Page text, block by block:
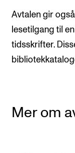
Digitale
Studentenes
Søknad og
Om FoU på NMH
Avtalen gir
lesetilgang til
tidsskrifter.
Mer om